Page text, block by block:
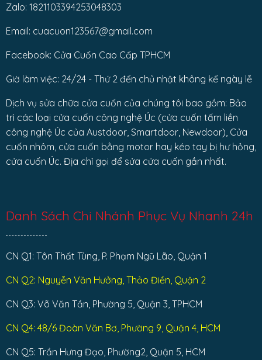
Zalo: 1821103394253048303
Email: cuacuon123567@gmail.com
Facebook: Cửa Cuốn Cao Cấp TPHCM
Giờ làm việc: 24/24 - Thứ 2 đến chủ nhật không kể ngày lễ
Dịch vụ sửa chữa cửa cuốn của chúng tôi bao gồm: Bảo
trì các loại cửa cuốn công nghệ Úc (cửa cuốn tấm liền
công nghệ Úc của Austdoor, Smartdoor, Newdoor), Cửa
cuốn nhôm, cửa cuốn bằng motor hay kéo tay bị hư hỏng,
cửa cuốn Úc. Địa chỉ gọi để sửa cửa cuốn gần nhất.
Danh Sách Chi Nhánh Phục Vụ Nhanh 24h
CN Q1: Tôn Thất Tùng, P. Phạm Ngũ Lão, Quận 1
CN Q2: Nguyễn Văn Hưởng, Thảo Điền, Quận 2
CN Q3: Võ Văn Tần, Phường 5, Quận 3, TPHCM
CN Q4: 48/6 Đoàn Văn Bơ, Phường 9, Quận 4, HCM
CN Q5: Trần Hưng Đạo, Phường2, Quận 5, HCM